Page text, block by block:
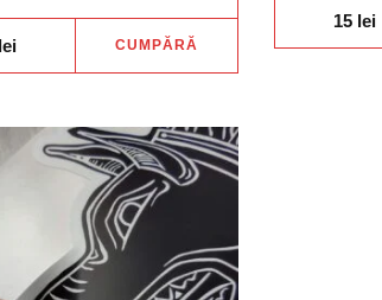
lei CUMPĂRĂ
15 lei